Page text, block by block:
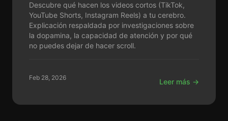
Descubre qué hacen los videos cortos (TikTok,
YouTube Shorts, Instagram Reels) a tu cerebro.
Explicación respaldada por investigaciones sobre
la dopamina, la capacidad de atención y por qué
no puedes dejar de hacer scroll.
Feb 28, 2026 Leer más →